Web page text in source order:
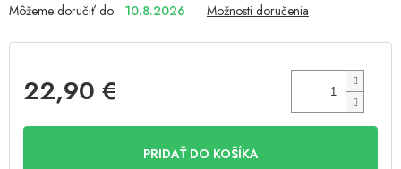
Môžeme doručiť do: 10.8.2026 Možnosti doručenia
22,90 €
PRIDAŤ DO KOŠÍKA